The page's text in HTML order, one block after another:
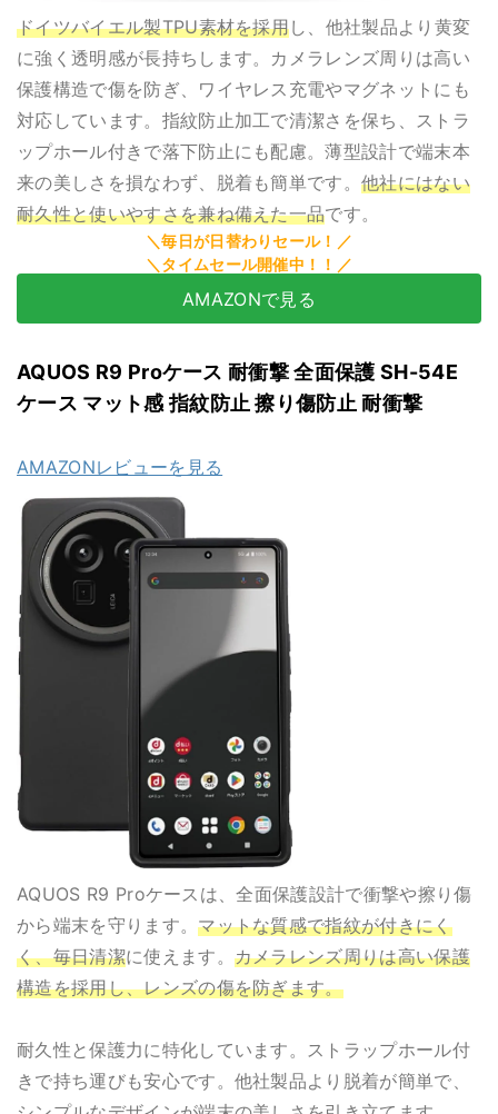
ドイツバイエル製TPU素材を採用し、他社製品より黄変
に強く透明感が長持ちします。カメラレンズ周りは高い
保護構造で傷を防ぎ、ワイヤレス充電やマグネットにも
対応しています。指紋防止加工で清潔さを保ち、ストラ
ップホール付きで落下防止にも配慮。薄型設計で端末本
来の美しさを損なわず、脱着も簡単です。他社にはない
耐久性と使いやすさを兼ね備えた一品です。
AMAZONで見る
AQUOS R9 Proケース 耐衝撃 全面保護 SH-54E
ケース マット感 指紋防止 擦り傷防止 耐衝撃
AMAZONレビューを見る
AQUOS R9 Proケースは、全面保護設計で衝撃や擦り傷
から端末を守ります。マットな質感で指紋が付きにく
く、毎日清潔に使えます。 カメラレンズ周りは高い保護
構造を採用し、レンズの傷を防ぎます。
耐久性と保護力に特化しています。ストラップホール付
きで持ち運びも安心です。他社製品より脱着が簡単で、